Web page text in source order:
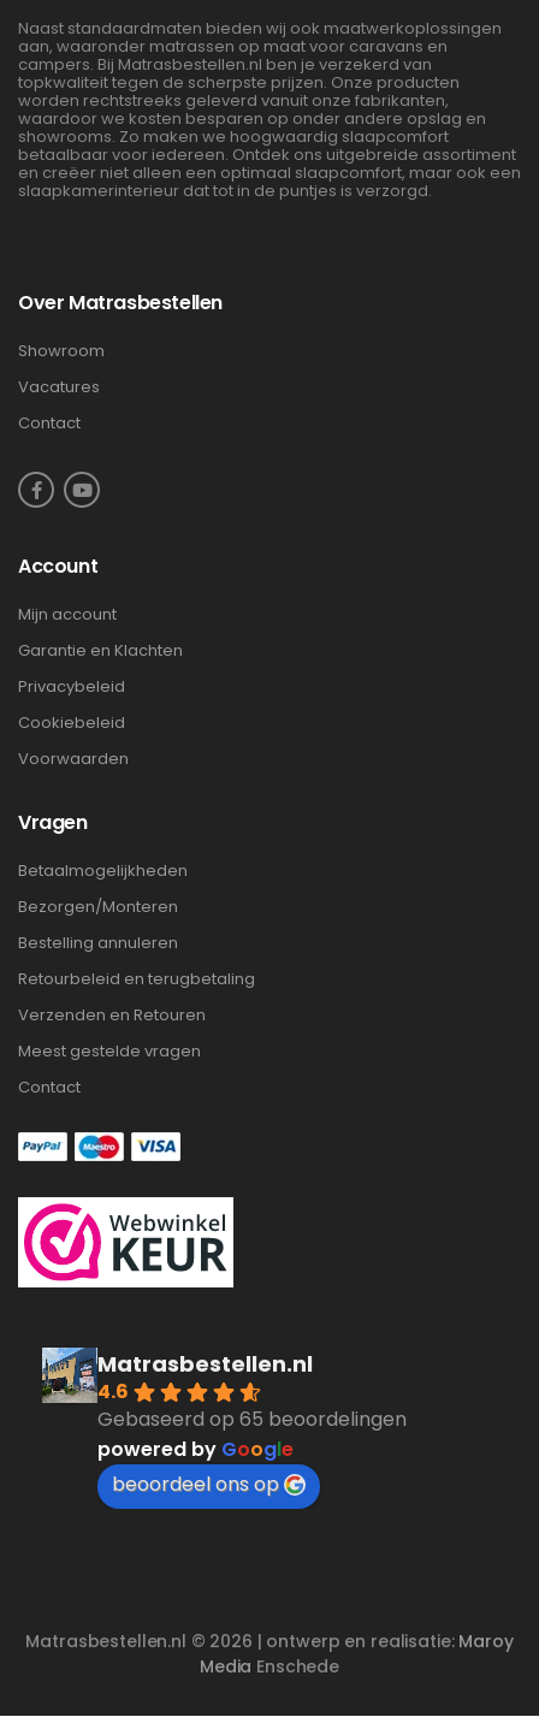
Naast standaardmaten bieden wij ook maatwerkoplossingen
aan, waaronder matrassen op maat voor caravans en
campers. Bij Matrasbestellen.nl ben je verzekerd van
topkwaliteit tegen de scherpste prijzen. Onze producten
worden rechtstreeks geleverd vanuit onze fabrikanten,
waardoor we kosten besparen op onder andere opslag en
showrooms. Zo maken we hoogwaardig slaapcomfort
betaalbaar voor iedereen. Ontdek ons uitgebreide assortiment
en creëer niet alleen een optimaal slaapcomfort, maar ook een
slaapkamerinterieur dat tot in de puntjes is verzorgd.
Over Matrasbestellen
Showroom
Vacatures
Contact
Account
Mijn account
Garantie en Klachten
Privacybeleid
Cookiebeleid
Voorwaarden
Vragen
Betaalmogelijkheden
Bezorgen/Monteren
Bestelling annuleren
Retourbeleid en terugbetaling
Verzenden en Retouren
Meest gestelde vragen
Contact
Matrasbestellen.nl
4.6
Gebaseerd op 65 beoordelingen
powered by Google
beoordeel ons op
Matrasbestellen.nl © 2026 | ontwerp en realisatie: Maroy
Media Enschede